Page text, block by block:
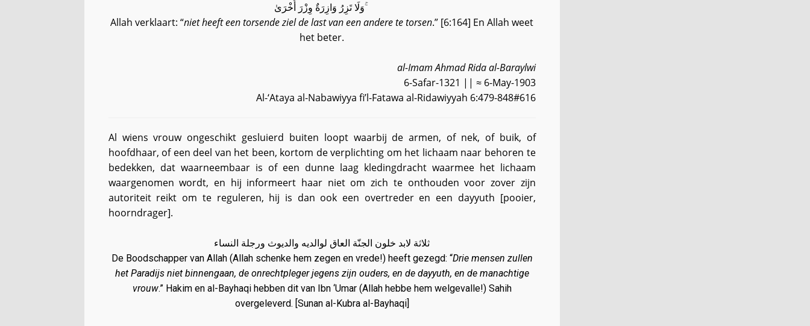
وَلَا تَزِرُ وَازِرَةٌ وِزْرَ أُخْرَىٰ ۚ
Allah verklaart: “niet heeft een torsende ziel de last van een andere te torsen.” [6:164] En Allah weet
het beter.
al-Imam Ahmad Rida al-Baraylwi
6-Safar-1321 || ≈ 6-May-1903
Al-‘Ataya al-Nabawiyya fi’l-Fatawa al-Ridawiyyah 6:479-848#616
Al wiens vrouw ongeschikt gesluierd buiten loopt waarbij de armen, of nek, of buik, of
hoofdhaar, of een deel van het been, kortom de verplichting om het lichaam naar behoren te
bedekken, dat waarneembaar is of een dunne laag kledingdracht waarmee het lichaam
waargenomen wordt, en hij informeert haar niet om zich te onthouden voor zover zijn
autoriteit reikt om te reguleren, hij is dan ook een overtreder en een dayyuth [pooier,
hoorndrager].
ثلاثة لابد خلون الجنّة العاق لوالديه والديوث ورجلة النساء
De Boodschapper van Allah (Allah schenke hem zegen en vrede!) heeft gezegd: “Drie mensen zullen
het Paradijs niet binnengaan, de onrechtpleger jegens zijn ouders, en de dayyuth, en de manachtige
vrouw.” Hakim en al-Bayhaqi hebben dit van Ibn ‘Umar (Allah hebbe hem welgevalle!) Sahih
overgeleverd. [Sunan al-Kubra al-Bayhaqi]